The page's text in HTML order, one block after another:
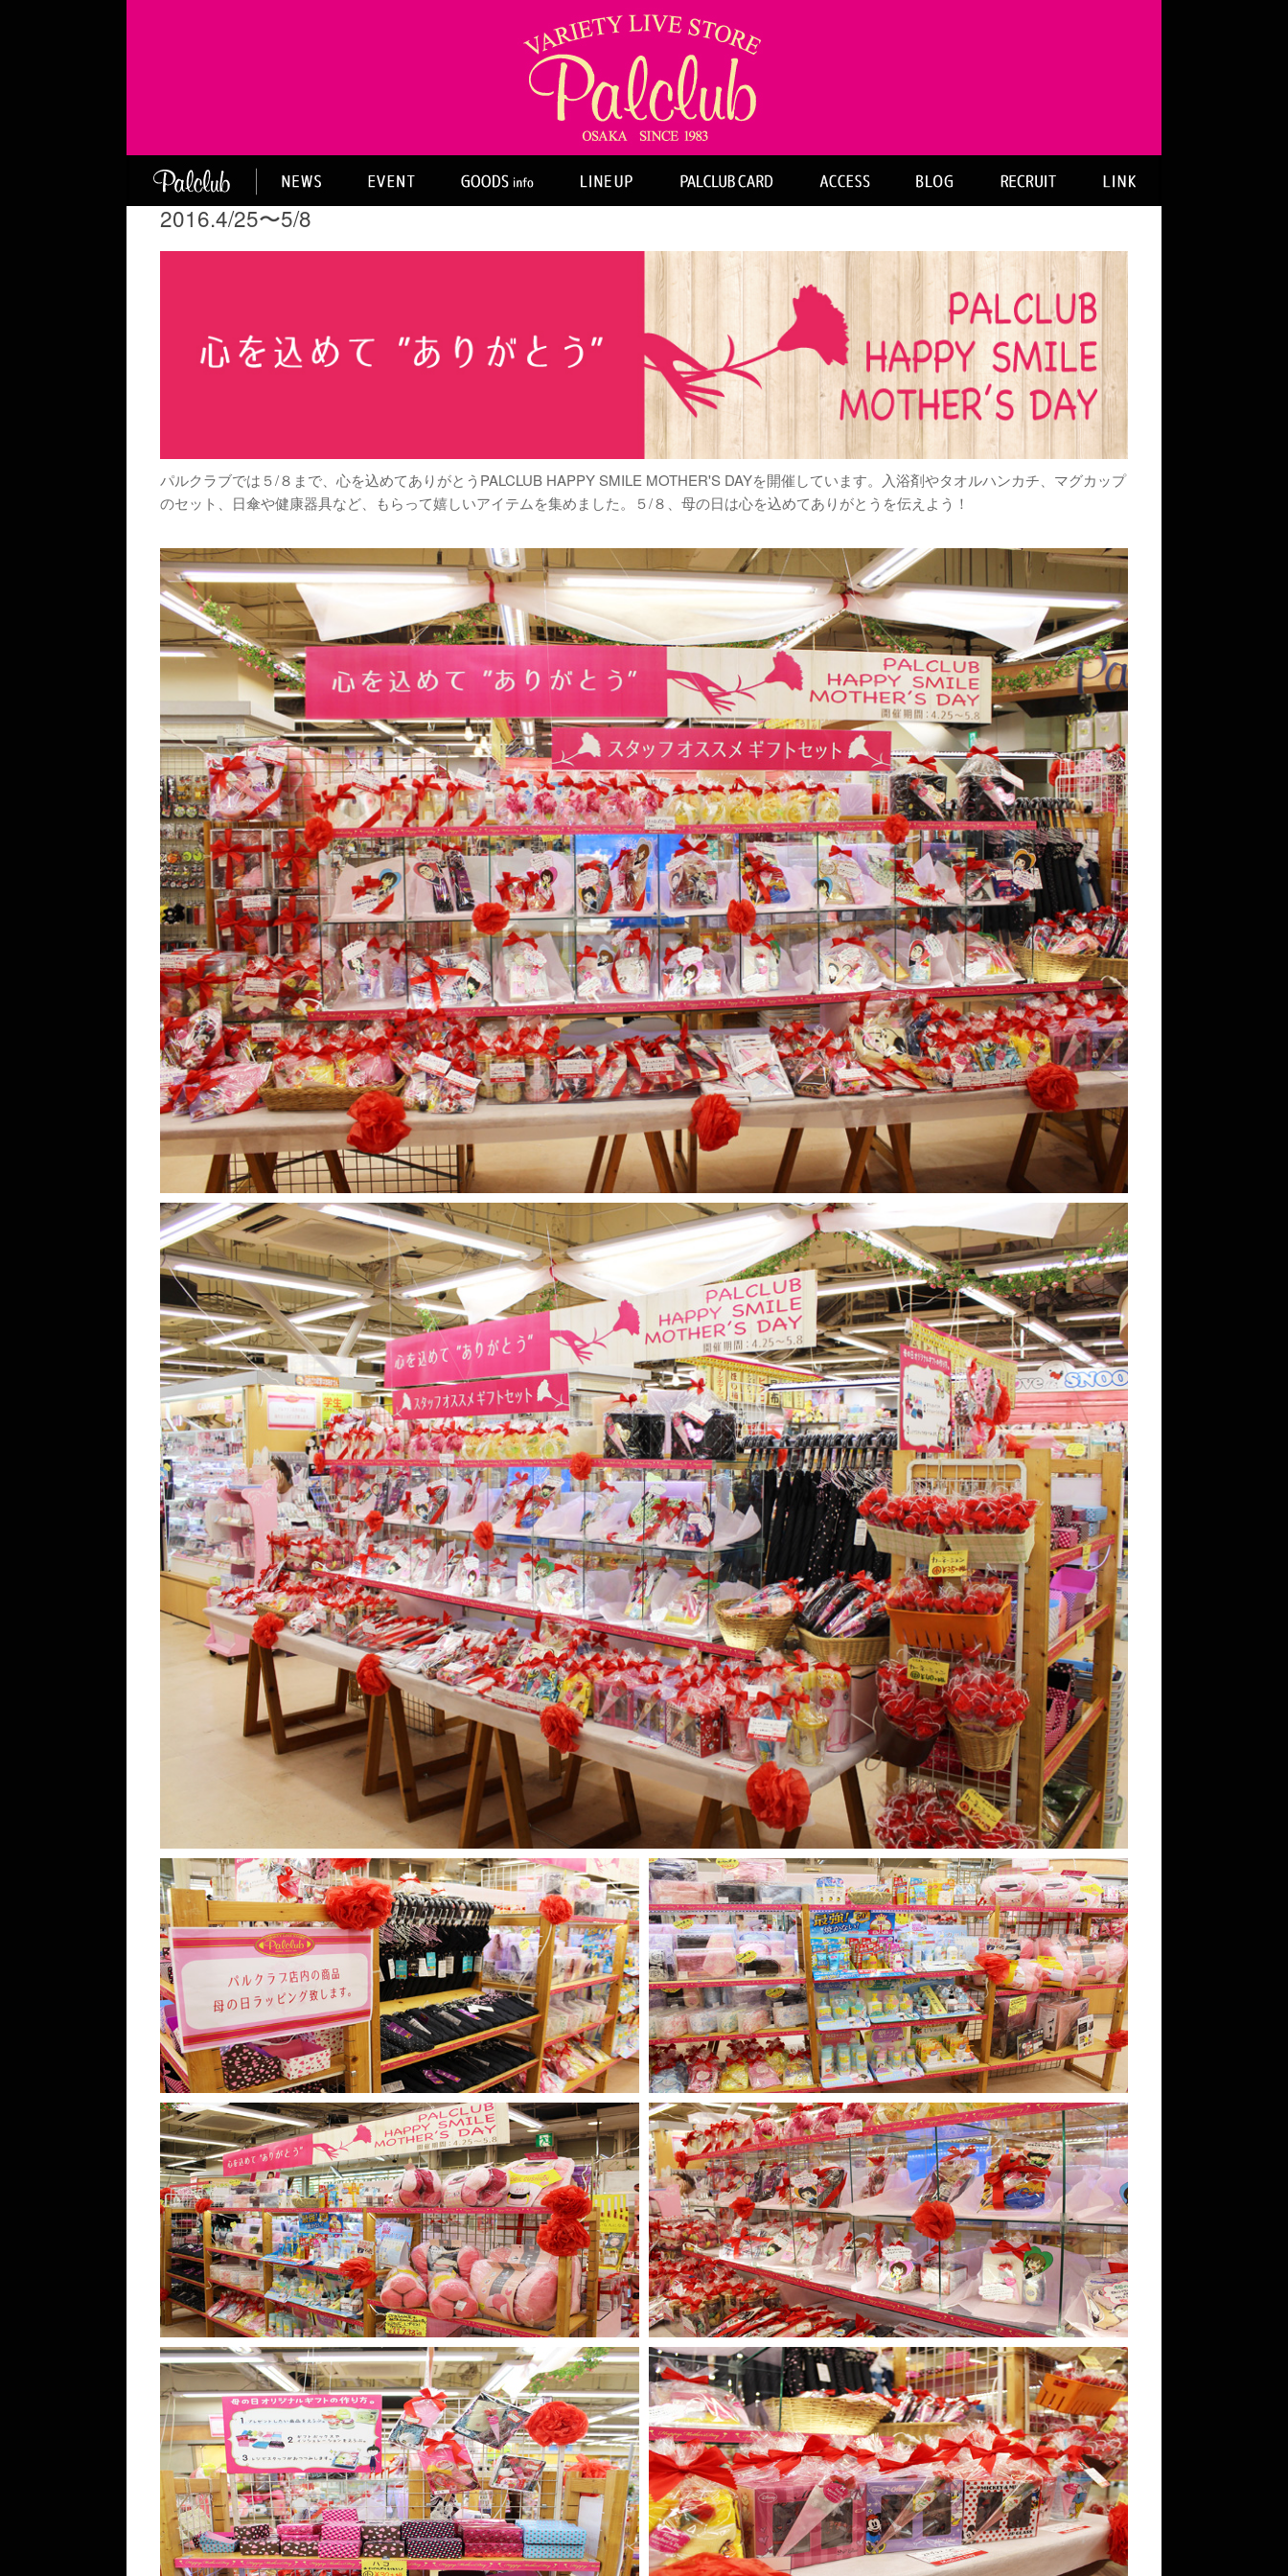
2016.4/25〜5/8
パルクラブでは５/８まで、心を込めてありがとうPALCLUB HAPPY SMILE MOTHER'S DAYを開催しています。入浴剤やタオルハンカチ、マグカップ
のセット、日傘や健康器具など、もらって嬉しいアイテムを集めました。５/８、母の日は心を込めてありがとうを伝えよう！